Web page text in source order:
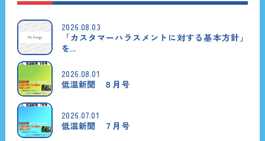
2026.08.03
「カスタマーハラスメントに対する基本方針」
を...
2026.08.01
低温新聞 ８月号
2026.07.01
低温新聞 ７月号